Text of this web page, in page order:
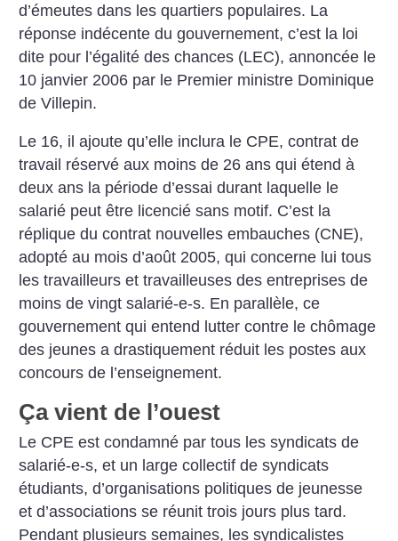
d’émeutes dans les quartiers populaires. La
réponse indécente du gouvernement, c’est la loi
dite pour l’égalité des chances (LEC), annoncée le
10 janvier 2006 par le Premier ministre Dominique
de Villepin.
Le 16, il ajoute qu’elle inclura le CPE, contrat de
travail réservé aux moins de 26 ans qui étend à
deux ans la période d’essai durant laquelle le
salarié peut être licencié sans motif. C’est la
réplique du contrat nouvelles embauches (CNE),
adopté au mois d’août 2005, qui concerne lui tous
les travailleurs et travailleuses des entreprises de
moins de vingt salarié-e-s. En parallèle, ce
gouvernement qui entend lutter contre le chômage
des jeunes a drastiquement réduit les postes aux
concours de l’enseignement.
Ça vient de l’ouest
Le CPE est condamné par tous les syndicats de
salarié-e-s, et un large collectif de syndicats
étudiants, d’organisations politiques de jeunesse
et d’associations se réunit trois jours plus tard.
Pendant plusieurs semaines, les syndicalistes